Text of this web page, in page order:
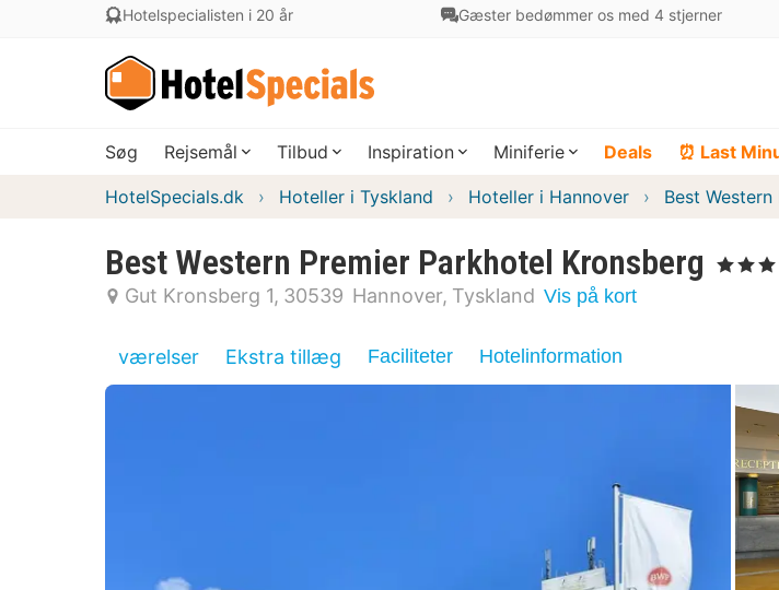
Hotelspecialisten i 20 år Gæster bedømmer os med 4 stjerner
Søg Rejsemål Tilbud Inspiration Miniferie Deals ⏰ Last
HotelSpecials.dk Hoteller i Tyskland Hoteller i Hannover Best
Best Western Premier Parkhotel Kronsberg , 4 Stjerner
Gut Kronsberg 1 30539 Hannover Tyskland Vis på kort
værelser Ekstra tillæg Faciliteter Hotelinformation